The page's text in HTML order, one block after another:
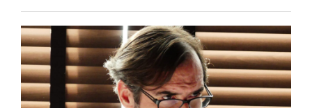
TwitterFacebook
LinkedIn
Email